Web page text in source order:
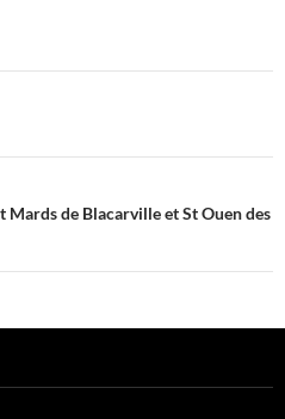
Mards de Blacarville et St Ouen des